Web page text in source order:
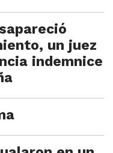
un juez
indemnice